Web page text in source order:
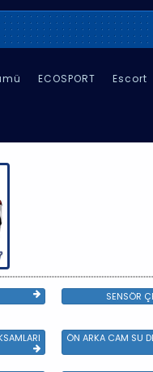
ECOSPORT Escort
SENSÖR
ÖN ARKA CAM SU